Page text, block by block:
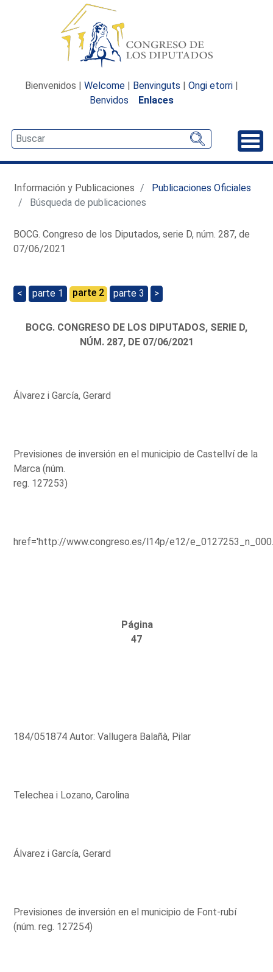
Bienvenidos | Welcome | Benvinguts | Ongi etorri |
Benvidos
Enlaces
Información y Publicaciones
Publicaciones Oficiales
Búsqueda de publicaciones
BOCG. Congreso de los Diputados, serie D, núm. 287, de
07/06/2021
< parte 1 parte 2 parte 3 >
BOCG. CONGRESO DE LOS DIPUTADOS, SERIE D,
NÚM. 287, DE 07/06/2021
Álvarez i García, Gerard
Previsiones de inversión en el municipio de Castellví de la
Marca (núm.
reg. 127253)
href='http://www.congreso.es/l14p/e12/
Página
47
184/051874 Autor: Vallugera Balañà, Pilar
Telechea i Lozano, Carolina
Álvarez i García, Gerard
Previsiones de inversión en el municipio de Font-rubí
(núm. reg. 127254)